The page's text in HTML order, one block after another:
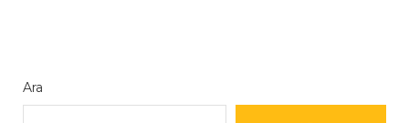
Ara